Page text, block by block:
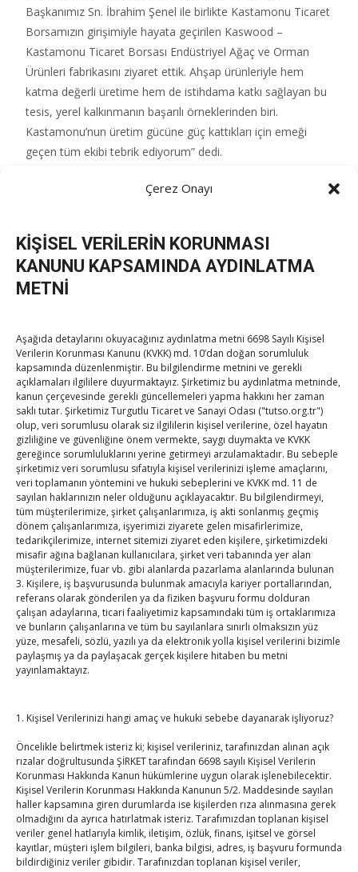
Çerez Onayı
KİŞİSEL VERİLERİN KORUNMASI
KANUNU KAPSAMINDA AYDINLATMA
METNİ
Aşağıda detaylarını okuyacağınız aydınlatma metni 6698 Sayılı Kişisel
Verilerin Korunması Kanunu (KVKK) md. 10’dan doğan sorumluluk
kapsamında düzenlenmiştir. Bu bilgilendirme metnini ve gerekli
açıklamaları ilgililere duyurmaktayız. Şirketimiz bu aydınlatma metninde,
kanun çerçevesinde gerekli güncellemeleri yapma hakkını her zaman
saklı tutar. Şirketimiz Turgutlu Ticaret ve Sanayi Odası ("tutso.org.tr")
olup, veri sorumlusu olarak siz ilgililerin kişisel verilerine, özel hayatın
gizliliğine ve güvenliğine önem vermekte, saygı duymakta ve KVKK
gereğince sorumluluklarını yerine getirmeyi arzulamaktadır. Bu sebeple
şirketimiz veri sorumlusu sıfatıyla kişisel verilerinizi işleme amaçlarını,
veri toplamanın yöntemini ve hukuki sebeplerini ve KVKK md. 11 de
sayılan haklarınızın neler olduğunu açıklayacaktır. Bu bilgilendirmeyi,
tüm müşterilerimize, şirket çalışanlarımıza, iş akti sonlanmış geçmiş
dönem çalışanlarımıza, işyerimizi ziyarete gelen misafirlerimize,
tedarikçilerimize, internet sitemizi ziyaret eden kişilere, şirketimizdeki
misafir ağına bağlanan kullanıcılara, şirket veri tabanında yer alan
müşterilerimize, fuar vb. gibi alanlarda pazarlama alanlarında bulunan
3. Kişilere, iş başvurusunda bulunmak amacıyla kariyer portallarından,
referans olarak gönderilen ya da fiziken başvuru formu dolduran
çalışan adaylarına, ticari faaliyetimiz kapsamındaki tüm iş ortaklarımıza
ve bunların çalışanlarına ve tüm bu sayılanlara sınırlı olmaksızın yüz
yüze, mesafeli, sözlü, yazılı ya da elektronik yolla kişisel verilerini bizimle
paylaşmış ya da paylaşacak gerçek kişilere hitaben bu metni
yayınlamaktayız.
1. Kişisel Verilerinizi hangi amaç ve hukuki sebebe dayanarak işliyoruz?
Öncelikle belirtmek isteriz ki; kişisel verileriniz, tarafınızdan alınan açık
rızalar doğrultusunda ŞİRKET tarafından 6698 sayılı Kişisel Verilerin
Korunması Hakkında Kanun hükümlerine uygun olarak işlenebilecektir.
Kişisel Verilerin Korunması Hakkında Kanunun 5/2. Maddesinde sayılan
haller kapsamına giren durumlarda ise kişilerden rıza alınmasına gerek
olmadığını da ayrıca hatırlatmak isteriz. Tarafımızdan toplanan kişisel
veriler genel hatlarıyla kimlik, iletişim, özlük, finans, işitsel ve görsel
kayıtlar, müşteri işlem bilgileri, banka bilgisi, adres, iş başvuru formunda
bildirdiğiniz veriler gibidir. Tarafınızdan toplanan kişisel veriler,
Başkanımız Sn. İbrahim Şenel ile birlikte Kastamonu Ticaret
Borsamızın girişimiyle hayata geçirilen Kaswood –
Kastamonu Ticaret Borsası Endüstriyel Ağaç ve Orman
Ürünleri fabrikasını ziyaret ettik. Ahşap ürünleriyle hem
katma değerli üretime hem de istihdama katkı sağlayan bu
tesis, yerel kalkınmanın başarılı örneklerinden biri.
Kastamonu’nun üretim gücüne güç kattıkları için emeği
geçen tüm ekibi tebrik ediyorum” dedi.
Post
navigation
←Akşehir TB Başkanı Mustafa Doğru’yu kaybettik
TOBB Son Yazılar
Hisarcıklıoğlu’ndan ‘girişimci olun’ tavsiyesi
ByTUTSOon Ağu 8, 2026
SEDDK Başkanı Menteş’e ziyaret
ByTUTSOon Ağu 8, 2026
Hisarcıklıoğlu ICCD Genel Sekreteri Khalawi ile görüştü
ByTUTSOon Ağu 7, 2026
binası hizmete açıldı
ByTUTSOon Ağu 5, 2026
Diren ailesine taziye ziyareti
By TUTSOon Ağu 4, 2026
Ağustos 2026